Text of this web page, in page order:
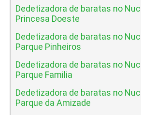
Dedetizadora de baratas no
Princesa Doeste
Dedetizadora de baratas no
Parque Pinheiros
Dedetizadora de baratas no
Parque Familia
Dedetizadora de baratas no
Parque da Amizade